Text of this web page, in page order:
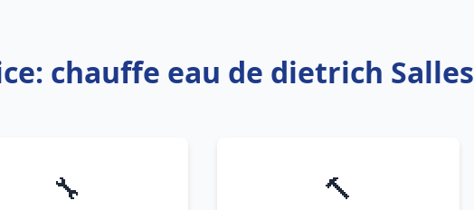
chauffe eau de dietrich Salles
🔧 🔨